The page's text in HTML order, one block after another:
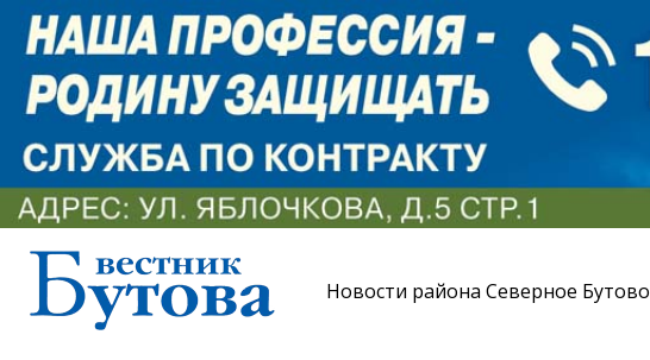
Новости района Северное Бутово